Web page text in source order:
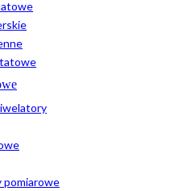
pomiarowe